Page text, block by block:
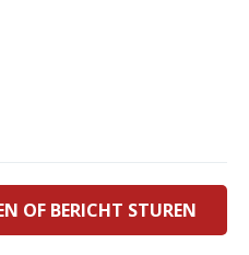
OF BERICHT STUREN